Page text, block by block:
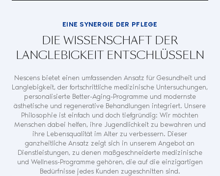
EINE SYNERGIE DER PFLEGE
DIE WISSENSCHAFT DER
LANGLEBIGKEIT ENTSCHLÜSSELN
Nescens bietet einen umfassenden Ansatz für Gesundheit und
Langlebigkeit, der fortschrittliche medizinische Untersuchungen,
personalisierte Better-Aging-Programme und modernste
ästhetische und regenerative Behandlungen integriert. Unsere
Philosophie ist einfach und doch tiefgründig: Wir möchten
Menschen dabei helfen, ihre Jugendlichkeit zu bewahren und
ihre Lebensqualität im Alter zu verbessern. Dieser
ganzheitliche Ansatz zeigt sich in unserem Angebot an
Dienstleistungen, zu denen maßgeschneiderte medizinische
und Wellness-Programme gehören, die auf die einzigartigen
Bedürfnisse jedes Kunden zugeschnitten sind.